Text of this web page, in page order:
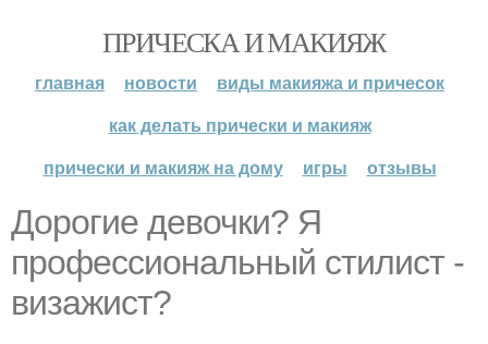
ПРИЧЕСКА И МАКИЯЖ
главная новости
виды макияжа и причесок
как делать прически и макияж
прически и макияж на дому
игры отзывы
Дорогие девочки? Я
профессиональный стилист -
визажист?